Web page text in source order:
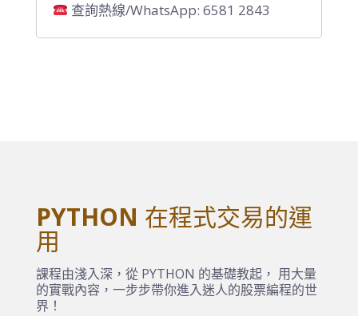
查詢熱線/WhatsApp: 6581 2843
PYTHON 在程式交易的運
用
課程由淺入深，從 PYTHON 的基礎教起， 用大量
的實戰內容，一步步帶你進入迷人的股票編程的世
界！